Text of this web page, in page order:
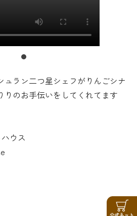
ラン二つ星シェフがりんごシナ
りのお手伝いをしてくれてます
ウス